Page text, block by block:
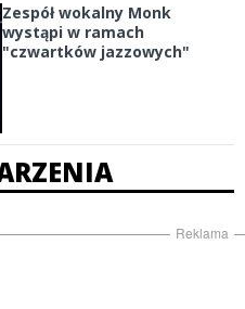
Zespół wokalny Monk
wystąpi w ramach
"czwartków jazzowych"
Reklama